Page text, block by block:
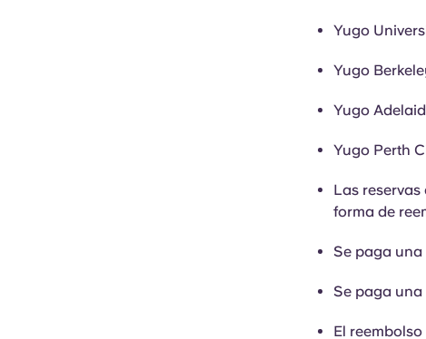
Yugo
Yugo
Yugo
Yugo Perth
Las
forma de
Se paga
Se paga
El